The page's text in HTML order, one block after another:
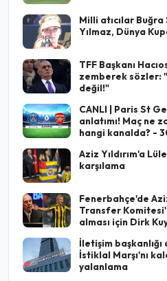
Milli atıcılar
Yılmaz, Dünya
TFF Başkanı
zemberek sözler:
değil!"
CANLI | Paris St
anlatımı! Maç ne
hangi kanalda? -
Aziz Yıldırım'a
karşılama
Fenerbahçe'de
Transfer
alması için Dirk
İletişim
İstiklal Marşı'nı
yalanlama